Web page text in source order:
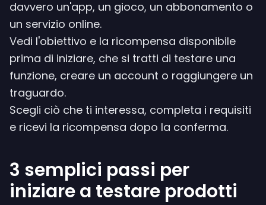
davvero un'app, un gioco, un abbonamento o
un servizio online.
Vedi l'obiettivo e la ricompensa disponibile
prima di iniziare, che si tratti di testare una
funzione, creare un account o raggiungere un
traguardo.
Scegli ciò che ti interessa, completa i requisiti
e ricevi la ricompensa dopo la conferma.
3 semplici passi per
iniziare a testare prodotti